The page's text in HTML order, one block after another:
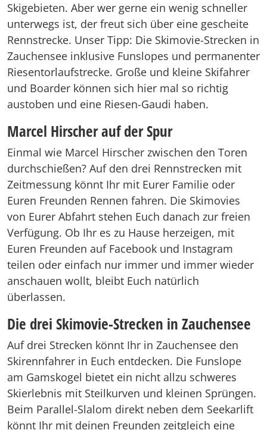
Skigebieten. Aber wer gerne ein wenig schneller
unterwegs ist, der freut sich über eine gescheite
Rennstrecke. Unser Tipp: Die Skimovie-Strecken in
Zauchensee inklusive Funslopes und permanenter
Riesentorlaufstrecke. Große und kleine Skifahrer
und Boarder können sich hier mal so richtig
austoben und eine Riesen-Gaudi haben.
Marcel Hirscher auf der Spur
Einmal wie Marcel Hirscher zwischen den Toren
durchschießen? Auf den drei Rennstrecken mit
Zeitmessung könnt Ihr mit Eurer Familie oder
Euren Freunden Rennen fahren. Die Skimovies
von Eurer Abfahrt stehen Euch danach zur freien
Verfügung. Ob Ihr es zu Hause herzeigen, mit
Euren Freunden auf Facebook und Instagram
teilen oder einfach nur immer und immer wieder
anschauen wollt, bleibt Euch natürlich
überlassen.
Die drei Skimovie-Strecken in Zauchensee
Auf drei Strecken könnt Ihr in Zauchensee den
Skirennfahrer in Euch entdecken. Die Funslope
am Gamskogel bietet ein nicht allzu schweres
Skierlebnis mit Steilkurven und kleinen Sprüngen.
Beim Parallel-Slalom direkt neben dem Seekarlift
könnt Ihr mit deinen Freunden zeitgleich eine